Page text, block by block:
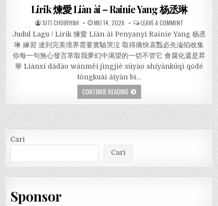
Lirik 煉愛 Liàn ài – Rainie Yang 杨丞琳
SITI CHOIRIYAH MEI 14, 2026 LEAVE A COMMENT
Judul Lagu / Lirik 煉愛 Liàn ài Penyanyi Rainie Yang 杨丞
琳 練習 達到完美境界需要實驗哭泣 取得痛快哀豔必先淪陷收集
你每一句無心發言萃取我夢幻中渴望的一切不管它 會腐化還是昇
華 Liànxí dádào wánměi jìngjiè xūyào shíyànkūqì qǔdé
tòngkuài āiyàn bì…
CONTINUE READING
Cari
Cari
Sponsor